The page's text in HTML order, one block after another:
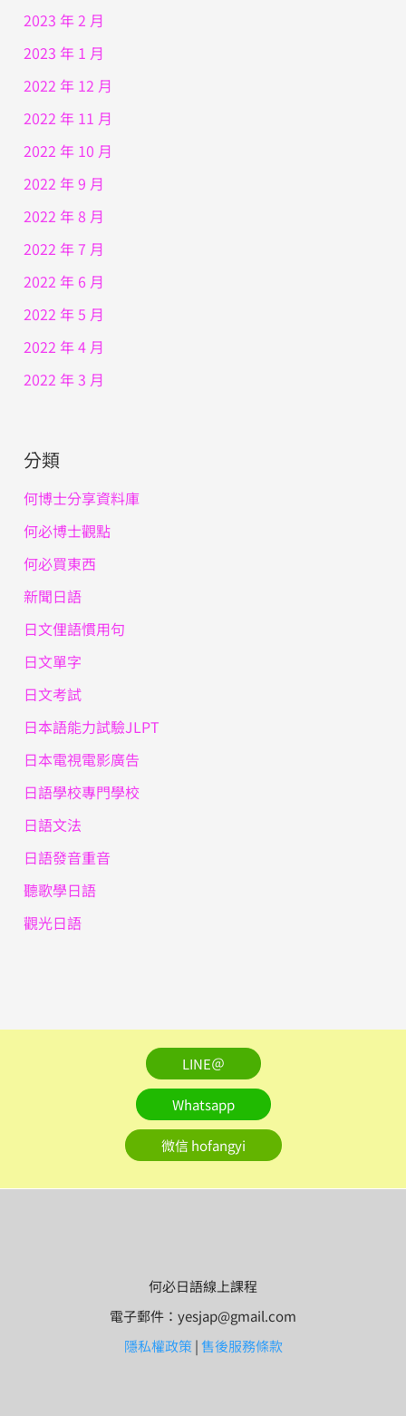
2023 年 2 月
2023 年 1 月
2022 年 12 月
2022 年 11 月
2022 年 10 月
2022 年 9 月
2022 年 8 月
2022 年 7 月
2022 年 6 月
2022 年 5 月
2022 年 4 月
2022 年 3 月
分類
何博士分享資料庫
何必博士觀點
何必買東西
新聞日語
日文俚語慣用句
日文單字
日文考試
日本語能力試驗JLPT
日本電視電影廣告
日語學校專門學校
日語文法
日語發音重音
聽歌學日語
觀光日語
LINE＠
Whatsapp
微信 hofangyi
何必日語線上課程
電子郵件：yesjap@gmail.com
隱私權政策|售後服務條款